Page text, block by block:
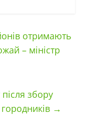
отримають
– міністр
збору
→